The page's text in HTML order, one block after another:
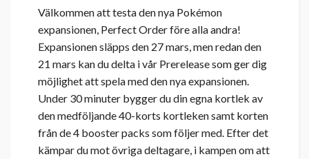
Välkommen att testa den nya Pokémon
expansionen, Perfect Order före alla andra!
Expansionen släpps den 27 mars, men redan den
21 mars kan du delta i vår Prerelease som ger dig
möjlighet att spela med den nya expansionen.
Under 30 minuter bygger du din egna kortlek av
den medföljande 40-korts kortleken samt korten
från de 4 booster packs som följer med. Efter det
kämpar du mot övriga deltagare, i kampen om att